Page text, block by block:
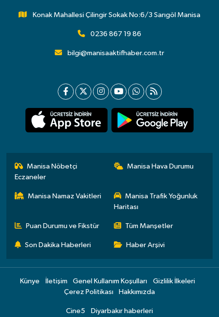
Konak Mahallesi Çilingir Sokak No:6/3 Sarıgöl Manisa
0236 867 19 86
bilgi@manisaaktifhaber.com.tr
Manisa Nöbetçi
Eczaneler
Manisa Hava Durumu
Manisa Namaz Vakitleri
Manisa Trafik Yoğunluk
Haritası
Puan Durumu ve Fikstür Tüm Manşetler
Son Dakika Haberleri Haber Arşivi
Künye İletişim Genel Kullanım Koşulları
Gizlilik İlkeleri
Çerez Politikası
Hakkımızda
Cine5 Diyarbakır haberleri